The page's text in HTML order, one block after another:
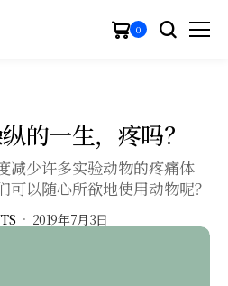
0
的一生，疼吗？
减少许多实验动物的疼痛体
以随心所欲地使用动物呢？
2019年7月3日